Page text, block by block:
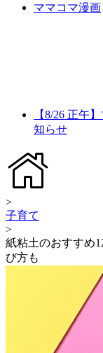
ママコマ漫画
【8/26 正午
知らせ
>
子育て
>
紙粘土のおすすめ
び方も